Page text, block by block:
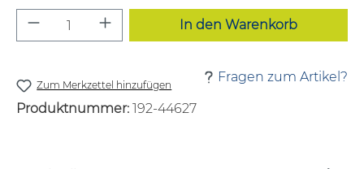
Produkt Anzahl: Gib den
In den Warenkorb
Zum Merkzettel hinzufügen
Fragen zum Artikel?
Produktnummer: 192-44627